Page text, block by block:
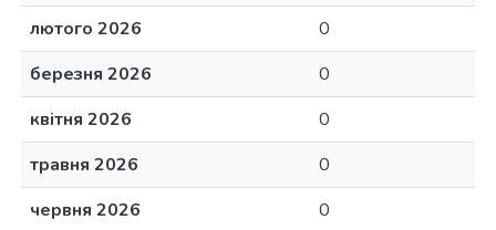
лютого 2026
0
березня 2026
0
квітня 2026
0
травня 2026
0
червня 2026
0